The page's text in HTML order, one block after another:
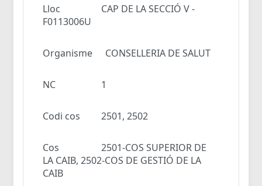
Lloc
CAP DE LA SECCIÓ V -
F0113006U
Organisme CONSELLERIA DE SALUT
NC 1
Codi cos 2501, 2502
Cos
2501-COS SUPERIOR DE
LA CAIB, 2502-COS DE GESTIÓ DE LA
CAIB